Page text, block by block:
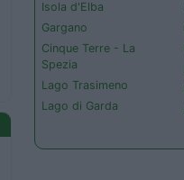
Isola d'Elba
Gargano
Cinque Terre - La
Spezia
Lago Trasimeno
Lago di Garda